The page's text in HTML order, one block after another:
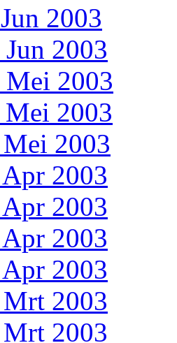
2003
2003
2003
2003
2003
2003
2003
2003
2003
2003
2003